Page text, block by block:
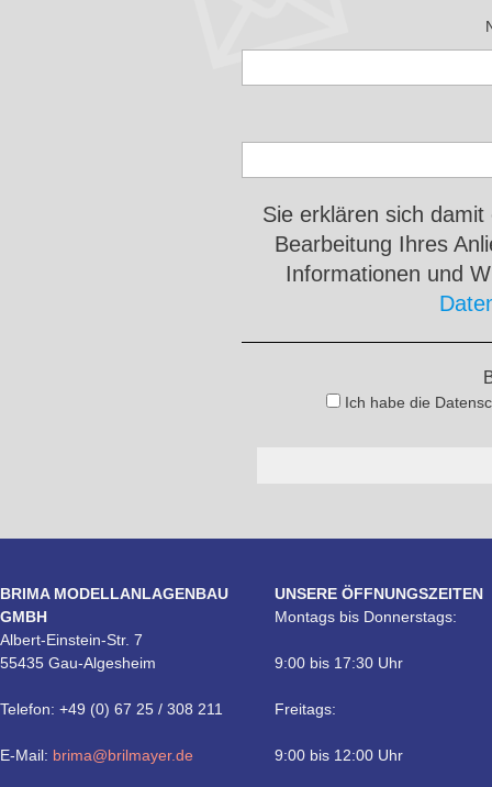
Sie erklären sich
Bearbeitung Ihres
Informationen und
Ich habe die
BRIMA MODELLANLAGENBAU
GMBH
Albert-Einstein-Str. 7
55435 Gau-Algesheim
Telefon: +49 (0) 67 25 / 308 211
E-Mail: brima@brilmayer.de
UNSERE ÖFFNUNGSZEITEN
Montags bis Donnerstags:
9:00 bis 17:30 Uhr
Freitags:
9:00 bis 12:00 Uhr